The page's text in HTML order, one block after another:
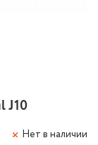
J10
Нет в наличии